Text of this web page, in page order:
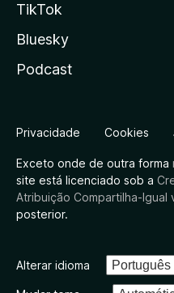
TikTok
Bluesky
Podcast
Privacidade Cookies
Exceto onde de outra forma
site está licenciado sob a
Atribuição Compartilha-Igual
posterior.
Alterar idioma